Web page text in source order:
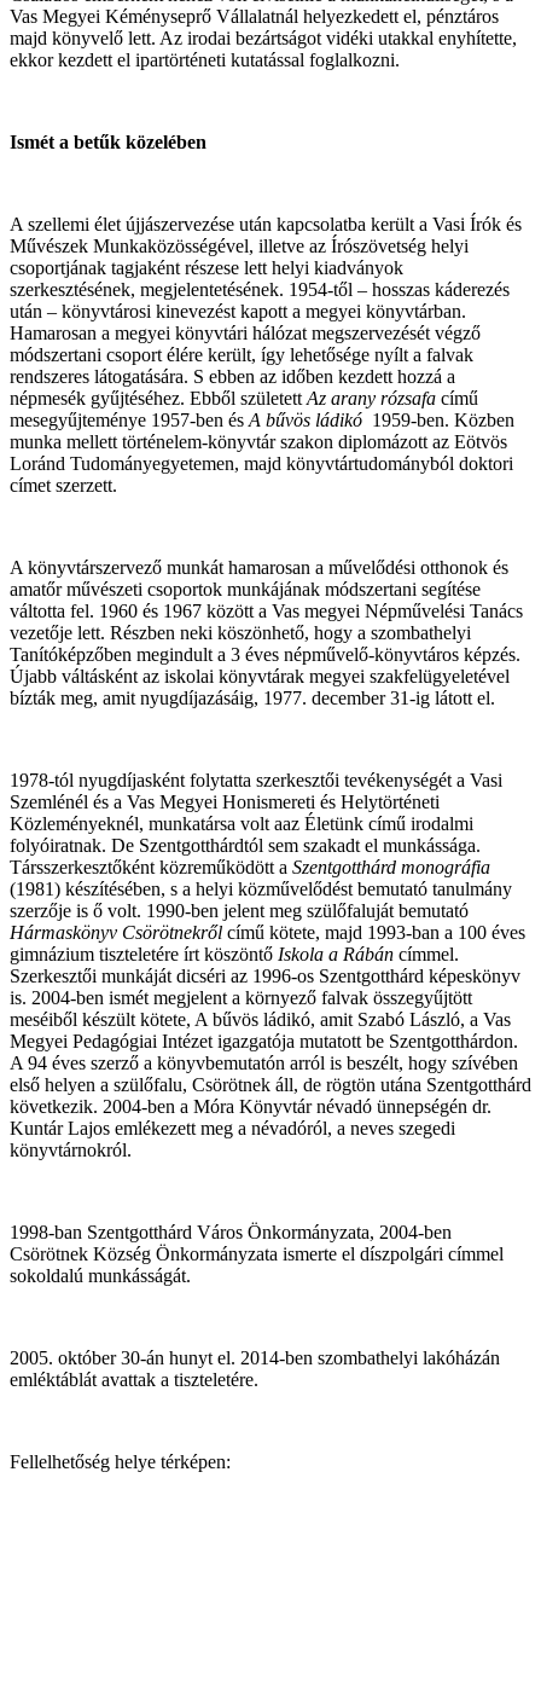
Vas Megyei Kéményseprő Vállalatnál helyezkedett el, pénztáros
majd könyvelő lett. Az irodai bezártságot vidéki utakkal enyhítette,
ekkor kezdett el ipartörténeti kutatással foglalkozni.
Ismét a betűk közelében
A szellemi élet újjászervezése után kapcsolatba került a Vasi Írók és
Művészek Munkaközösségével, illetve az Írószövetség helyi
csoportjának tagjaként részese lett helyi kiadványok
szerkesztésének, megjelentetésének. 1954-től – hosszas káderezés
után – könyvtárosi kinevezést kapott a megyei könyvtárban.
Hamarosan a megyei könyvtári hálózat megszervezését végző
módszertani csoport élére került, így lehetősége nyílt a falvak
rendszeres látogatására. S ebben az időben kezdett hozzá a
népmesék gyűjtéséhez. Ebből született Az arany rózsafa című
mesegyűjteménye 1957-ben és A bűvös ládikó 1959-ben. Közben
munka mellett történelem-könyvtár szakon diplomázott az Eötvös
Loránd Tudományegyetemen, majd könyvtártudományból doktori
címet szerzett.
A könyvtárszervező munkát hamarosan a művelődési otthonok és
amatőr művészeti csoportok munkájának módszertani segítése
váltotta fel. 1960 és 1967 között a Vas megyei Népművelési Tanács
vezetője lett. Részben neki köszönhető, hogy a szombathelyi
Tanítóképzőben megindult a 3 éves népművelő-könyvtáros képzés.
Újabb váltásként az iskolai könyvtárak megyei szakfelügyeletével
bízták meg, amit nyugdíjazásáig, 1977. december 31-ig látott el.
1978-tól nyugdíjasként folytatta szerkesztői tevékenységét a Vasi
Szemlénél és a Vas Megyei Honismereti és Helytörténeti
Közleményeknél, munkatársa volt aaz Életünk című irodalmi
folyóiratnak. De Szentgotthárdtól sem szakadt el munkássága.
Társszerkesztőként közreműködött a Szentgotthárd monográfia
(1981) készítésében, s a helyi közművelődést bemutató tanulmány
szerzője is ő volt. 1990-ben jelent meg szülőfaluját bemutató
Hármaskönyv Csörötnekről című kötete, majd 1993-ban a 100 éves
gimnázium tiszteletére írt köszöntő Iskola a Rábán címmel.
Szerkesztői munkáját dicséri az 1996-os Szentgotthárd képeskönyv
is. 2004-ben ismét megjelent a környező falvak összegyűjtött
meséiből készült kötete, A bűvös ládikó, amit Szabó László, a Vas
Megyei Pedagógiai Intézet igazgatója mutatott be Szentgotthárdon.
A 94 éves szerző a könyvbemutatón arról is beszélt, hogy szívében
első helyen a szülőfalu, Csörötnek áll, de rögtön utána Szentgotthárd
következik. 2004-ben a Móra Könyvtár névadó ünnepségén dr.
Kuntár Lajos emlékezett meg a névadóról, a neves szegedi
könyvtárnokról.
1998-ban Szentgotthárd Város Önkormányzata, 2004-ben
Csörötnek Község Önkormányzata ismerte el díszpolgári címmel
sokoldalú munkásságát.
2005. október 30-án hunyt el. 2014-ben szombathelyi lakóházán
emléktáblát avattak a tiszteletére.
Fellelhetőség helye térképen: